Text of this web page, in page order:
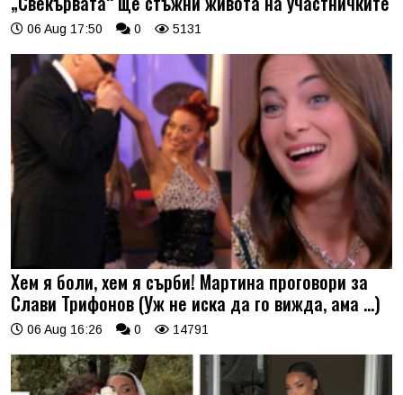
06 Aug 17:50 0 5131
Хем я боли, хем я сърби! Мартина проговори за
Слави Трифонов (Уж не иска да го вижда, ама …)
06 Aug 16:26 0 14791